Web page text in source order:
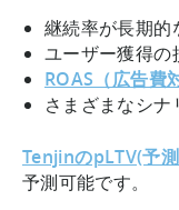
継続率が長期的
ユーザー獲得の
ROAS（広告費
さまざまなシ
TenjinのpLTV(予
予測可能です。